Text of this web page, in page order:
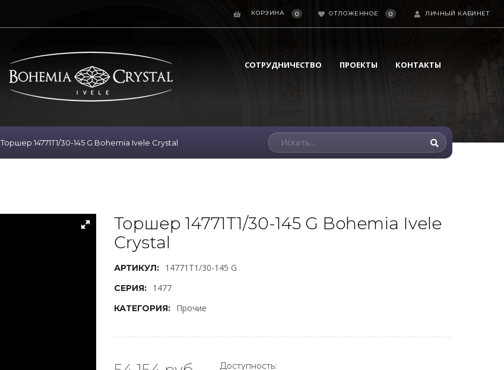
КОРЗИНА 0 ОТЛОЖЕННОЕ 0 ЛИЧНЫЙ КАБИНЕТ
СОТРУДНИЧЕСТВО ПРОЕКТЫ КОНТАКТЫ
Торшер 14771T1/30-145 G Bohemia Ivele Crystal
Торшер 14771T1/30-145 G Bohemia Ivele
Crystal
АРТИКУЛ: 14771T1/30-145 G
СЕРИЯ: 1477
КАТЕГОРИЯ: Прочие
Доступность: